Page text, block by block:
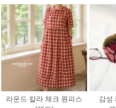
라운드 칼라 체크 원피스
감성